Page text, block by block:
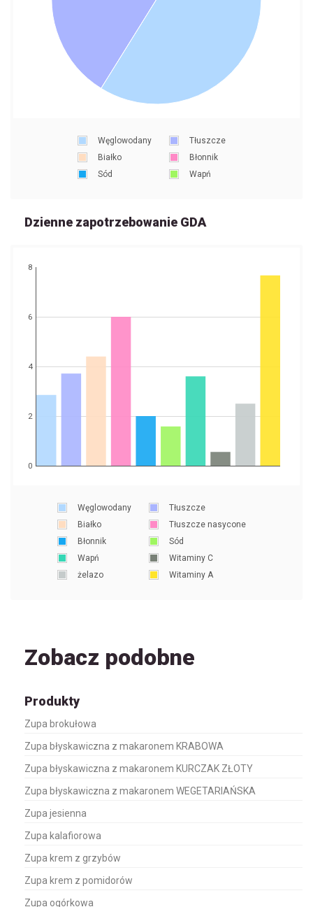
Węglowodany
Tłuszcze
Białko
Błonnik
Sód
Wapń
Dzienne zapotrzebowanie GDA
0
2
4
6
8
Węglowodany
Tłuszcze
Białko
Tłuszcze nasycone
Błonnik
Sód
Wapń
Witaminy C
żelazo
Witaminy A
Zobacz podobne
Produkty
Zupa brokułowa
Zupa błyskawiczna z makaronem KRABOWA
Zupa błyskawiczna z makaronem KURCZAK ZŁOTY
Zupa błyskawiczna z makaronem WEGETARIAŃSKA
Zupa jesienna
Zupa kalafiorowa
Zupa krem z grzybów
Zupa krem z pomidorów
Zupa ogórkowa